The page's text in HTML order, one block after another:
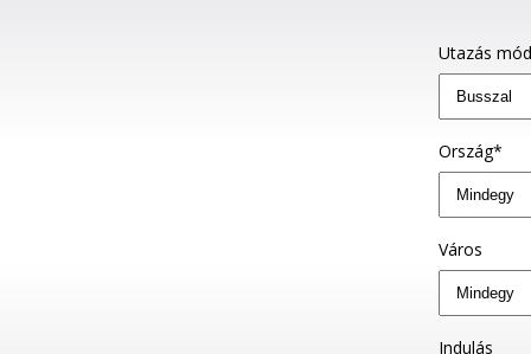
Utazás
Ország*
Város
Indulás